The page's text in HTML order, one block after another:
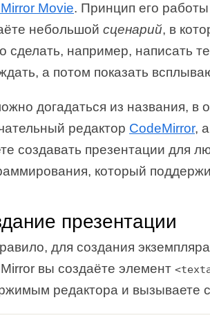
Movie. Принцип его
небольшой сценарий, в
сделать, например, написать
а потом показать
догадаться из названия, в
редактор CodeMirror,
создавать презентации для
который
презентации
для создания
вы создаёте элемент
редактора и вызываете